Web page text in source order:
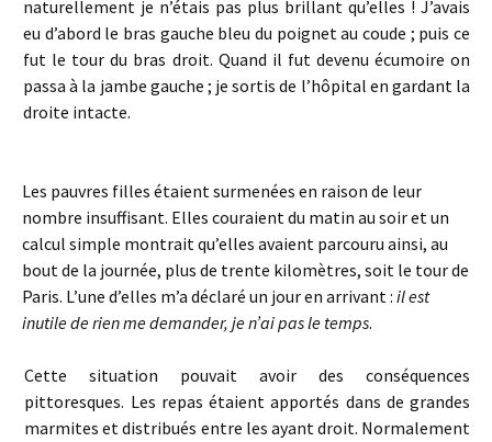
naturellement je n’étais pas plus brillant qu’elles ! J’avais
eu d’abord le bras gauche bleu du poignet au coude ; puis ce
fut le tour du bras droit. Quand il fut devenu écumoire on
passa à la jambe gauche ; je sortis de l’hôpital en gardant la
droite intacte.
Les pauvres filles étaient surmenées en raison de leur
nombre insuffisant. Elles couraient du matin au soir et un
calcul simple montrait qu’elles avaient parcouru ainsi, au
bout de la journée, plus de trente kilomètres, soit le tour de
Paris. L’une d’elles m’a déclaré un jour en arrivant : il est
inutile de rien me demander, je n’ai pas le temps.
Cette situation pouvait avoir des conséquences
pittoresques. Les repas étaient apportés dans de grandes
marmites et distribués entre les ayant droit. Normalement